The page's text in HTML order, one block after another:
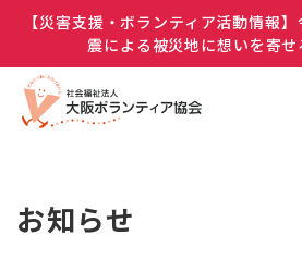
【災害支援・ボランティア活動情報
震による被災地に想いを寄せ
お知らせ